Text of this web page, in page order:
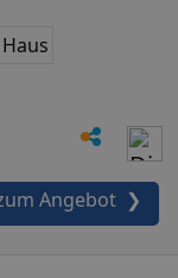
Haus
Angebot ❯